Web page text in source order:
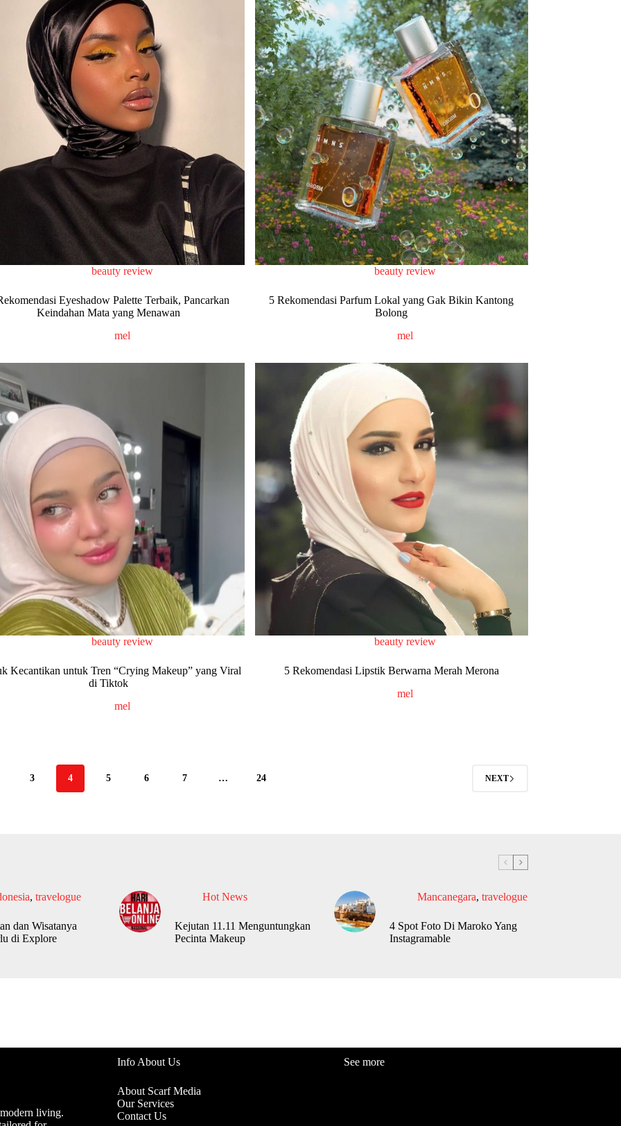
beauty review
Eyeshadow Palette Terbaik, Pancarkan
Keindahan Mata yang Menawan
mel
beauty review
5 Rekomendasi Parfum Lokal yang Gak Bikin Kantong
Bolong
mel
beauty review
Kecantikan untuk Tren “Crying Makeup” yang Viral
di Tiktok
mel
beauty review
5 Rekomendasi Lipstik Berwarna Merah Merona
mel
3 4 5 6 7 … 24 NEXT
, travelogue
dan Wisatanya
di Explore
Hot News
Kejutan 11.11 Menguntungkan
Pecinta Makeup
Mancanegara, travelogue
4 Spot Foto Di Maroko Yang
Instagramable
living.
Info About Us
About Scarf Media
Our Services
Contact Us
See more